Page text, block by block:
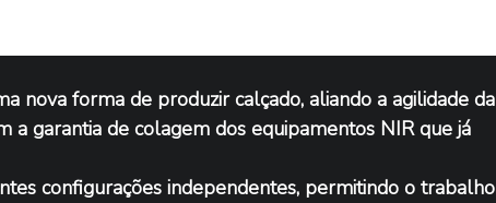
nova forma de produzir calçado, aliando a agilidade da
a garantia de colagem dos equipamentos NIR que já
configurações independentes, permitindo o trabalho